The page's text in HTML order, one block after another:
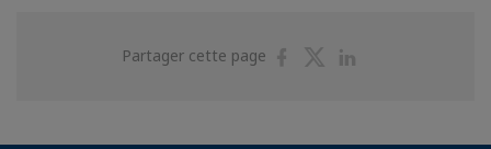
Partager cette page
PartagerPartager